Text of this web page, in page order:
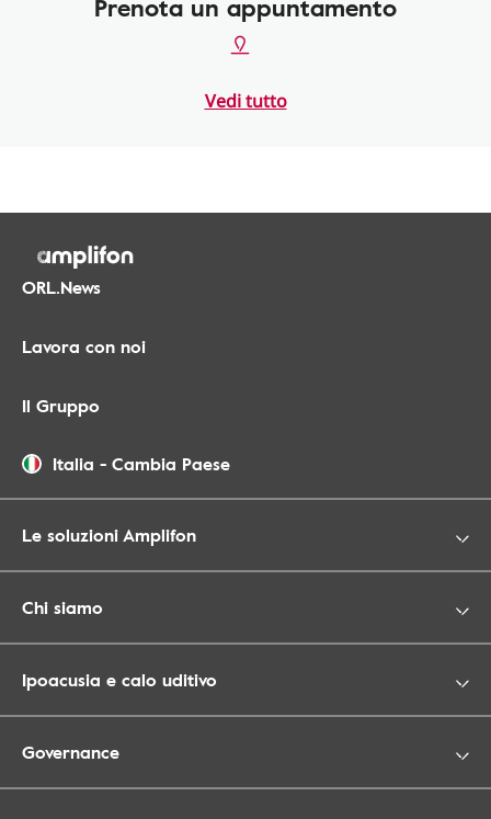
Prenota un appuntamento
Vedi tutto
ORL.News
Lavora con noi
Il Gruppo
Italia - Cambia Paese
Le soluzioni Amplifon
Chi siamo
Ipoacusia e calo uditivo
Governance